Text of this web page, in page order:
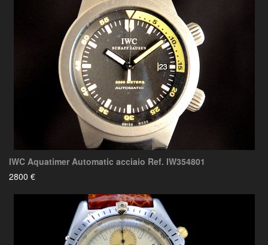
IWC Aquatimer Automatic acciaio Ref. IW354801
2800 €